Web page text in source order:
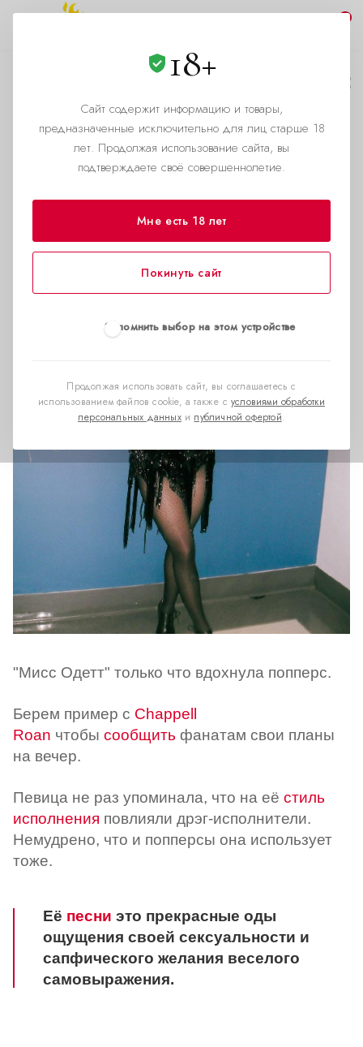
18+
Сайт содержит информацию и товары,
предназначенные исключительно для лиц старше 18
лет. Продолжая использование сайта, вы
подтверждаете своё совершеннолетие.
Мне есть 18 лет
Покинуть сайт
Запомнить выбор на этом устройстве
Продолжая использовать сайт, вы соглашаетесь с
использованием файлов cookie, а также сусловиями обработки
персональных данныхи публичной офертой.
"Мисс Одетт" только
что вдохнула
попперс.
Главная страница — Блог —
"Мисс Одетт" только что вдохнула попперс.
Берем пример с Chappell
Roan чтобы сообщить фанатам свои планы
на вечер.
Певица не раз упоминала, что на её стиль
исполнения повлияли дрэг-исполнители.
Немудрено, что и попперсы она использует
тоже.
Её песни это прекрасные оды
ощущения своей сексуальности и
сапфического желания веселого
самовыражения.